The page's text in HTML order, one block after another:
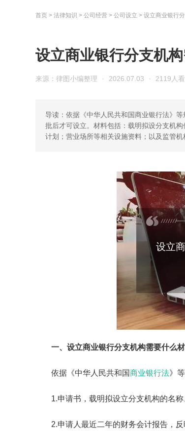
首页 > 法律知识 > 公司经营 > 公司设立 > 设立商业银行
设立商业银行分支机
来源：律图小编整理 · 2026.07.03 · 2119人
导读：依据《中华人民共和国商业银行法》
批后才可设立。材料包括：载明拟设分支机
计划；营业场所等相关设施资料；以及监管机
设立
一、设立商业银行分支机构需要什么
依据《中华人民共和国商业银行法》
1.申请书，载明拟设立分支机构的名
2.申请人最近二年的财务会计报告，反